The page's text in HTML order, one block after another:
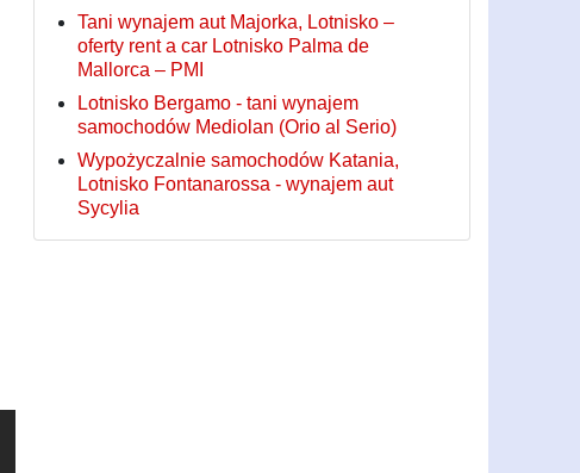
Tani wynajem aut Majorka, Lotnisko –
oferty rent a car Lotnisko Palma de
Mallorca – PMI
Lotnisko Bergamo - tani wynajem
samochodów Mediolan (Orio al Serio)
Wypożyczalnie samochodów Katania,
Lotnisko Fontanarossa - wynajem aut
Sycylia